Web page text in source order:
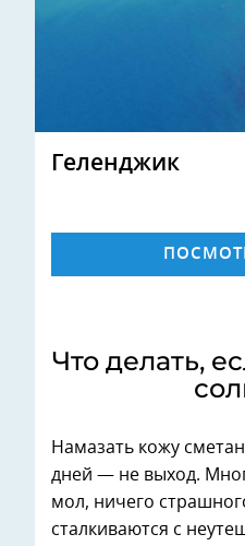
Геленджик
Что делать,
Намазать кожу
дней — не выход.
мол, ничего
сталкиваются с